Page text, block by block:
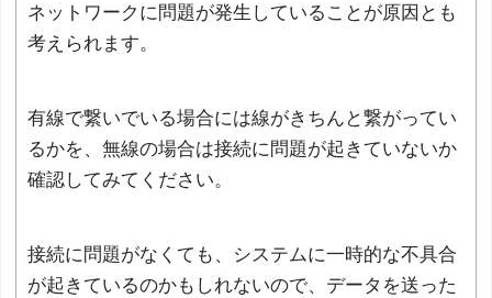
ネットワークに問題が発生していることが原因とも
考えられます。
有線で繋いでいる場合には線がきちんと繋がってい
るかを、無線の場合は接続に問題が起きていないか
確認してみてください。
接続に問題がなくても、システムに一時的な不具合
が起きているのかもしれないので、データを送った